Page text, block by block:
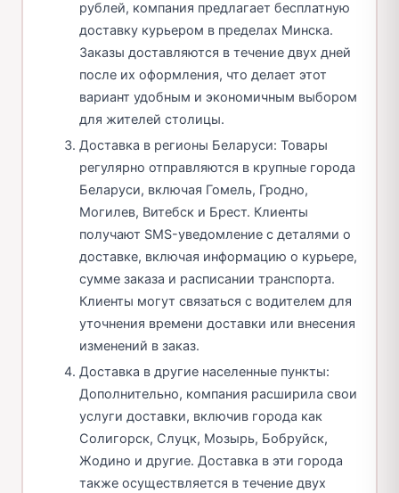
рублей, компания предлагает бесплатную
доставку курьером в пределах Минска.
Заказы доставляются в течение двух дней
после их оформления, что делает этот
вариант удобным и экономичным выбором
для жителей столицы.
Доставка в регионы Беларуси: Товары
регулярно отправляются в крупные города
Беларуси, включая Гомель, Гродно,
Могилев, Витебск и Брест. Клиенты
получают SMS-уведомление с деталями о
доставке, включая информацию о курьере,
сумме заказа и расписании транспорта.
Клиенты могут связаться с водителем для
уточнения времени доставки или внесения
изменений в заказ.
Доставка в другие населенные пункты:
Дополнительно, компания расширила свои
услуги доставки, включив города как
Солигорск, Слуцк, Мозырь, Бобруйск,
Жодино и другие. Доставка в эти города
также осуществляется в течение двух